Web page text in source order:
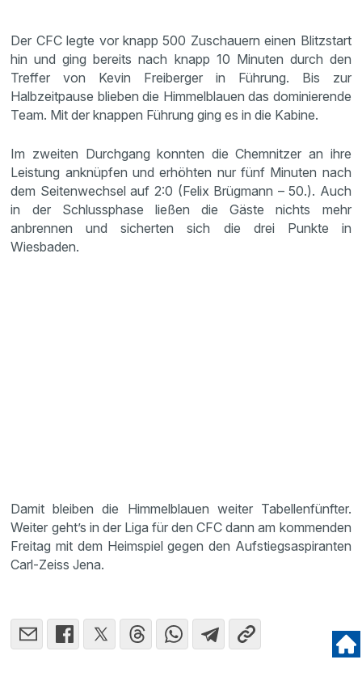
Der CFC legte vor knapp 500 Zuschauern einen Blitzstart
hin und ging bereits nach knapp 10 Minuten durch den
Treffer von Kevin Freiberger in Führung. Bis zur
Halbzeitpause blieben die Himmelblauen das dominierende
Team. Mit der knappen Führung ging es in die Kabine.
Im zweiten Durchgang konnten die Chemnitzer an ihre
Leistung anknüpfen und erhöhten nur fünf Minuten nach
dem Seitenwechsel auf 2:0 (Felix Brügmann – 50.). Auch
in der Schlussphase ließen die Gäste nichts mehr
anbrennen und sicherten sich die drei Punkte in
Wiesbaden.
Damit bleiben die Himmelblauen weiter Tabellenfünfter.
Weiter geht’s in der Liga für den CFC dann am kommenden
Freitag mit dem Heimspiel gegen den Aufstiegsaspiranten
Carl-Zeiss Jena.